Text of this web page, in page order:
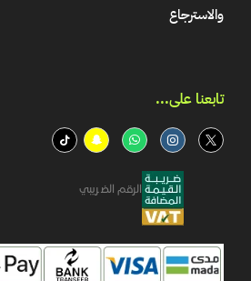
والاسترجاع
تابعنا على...​
الرقم الضريبي